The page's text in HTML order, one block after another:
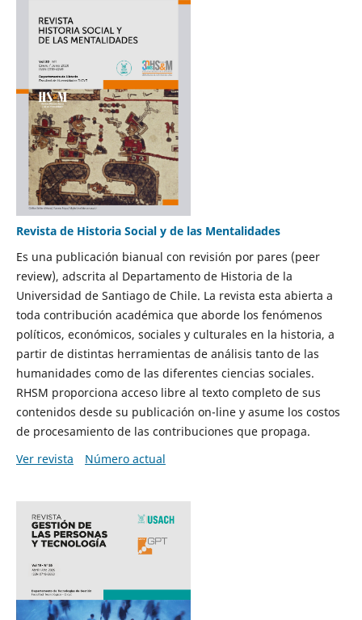
Revista de Historia Social y de las Mentalidades
Es una publicación bianual con revisión por pares (peer
review), adscrita al Departamento de Historia de la
Universidad de Santiago de Chile. La revista esta abierta a
toda contribución académica que aborde los fenómenos
políticos, económicos, sociales y culturales en la historia, a
partir de distintas herramientas de análisis tanto de las
humanidades como de las diferentes ciencias sociales.
RHSM proporciona acceso libre al texto completo de sus
contenidos desde su publicación on-line y asume los costos
de procesamiento de las contribuciones que propaga.
Ver revista
Número actual